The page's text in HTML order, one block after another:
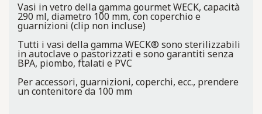
Vasi in vetro della gamma gourmet WECK, capacità
290 ml, diametro 100 mm, con coperchio e
guarnizioni (clip non incluse)
Tutti i vasi della gamma WECK® sono sterilizzabili
in autoclave o pastorizzati e sono garantiti senza
BPA, piombo, ftalati e PVC
Per accessori, guarnizioni, coperchi, ecc., prendere
un contenitore da 100 mm